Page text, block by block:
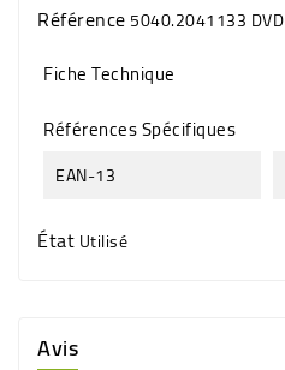
Référence5040.2041133 DVD
Fiche Technique
Références Spécifiques
EAN-13
ÉtatUtilisé
Avis